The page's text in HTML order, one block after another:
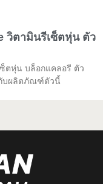
วิตามินรีเซ็ตหุ่น ตัว
ซ็ตหุ่น บล็อกแคลอรี ตัว
บผลิตภัณฑ์ตัวนี้